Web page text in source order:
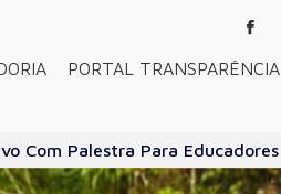
PORTAL TRANSPARÊNCIA
Com Palestra Para Educadores